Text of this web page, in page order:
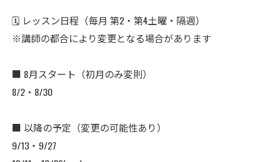
🗓 レッスン日程（毎月 第2・第4土曜・隔週）
※講師の都合により変更となる場合があります
■ 8月スタート（初月のみ変則）
8/2・8/30
■ 以降の予定（変更の可能性あり）
9/13・9/27